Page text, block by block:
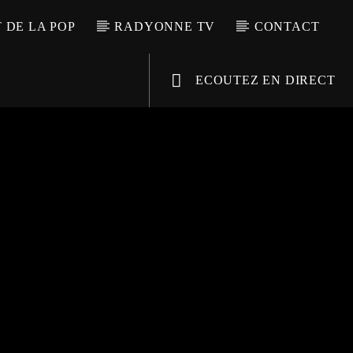
DE LA POP RADYONNE TV CONTACT
ECOUTEZ EN DIRECT